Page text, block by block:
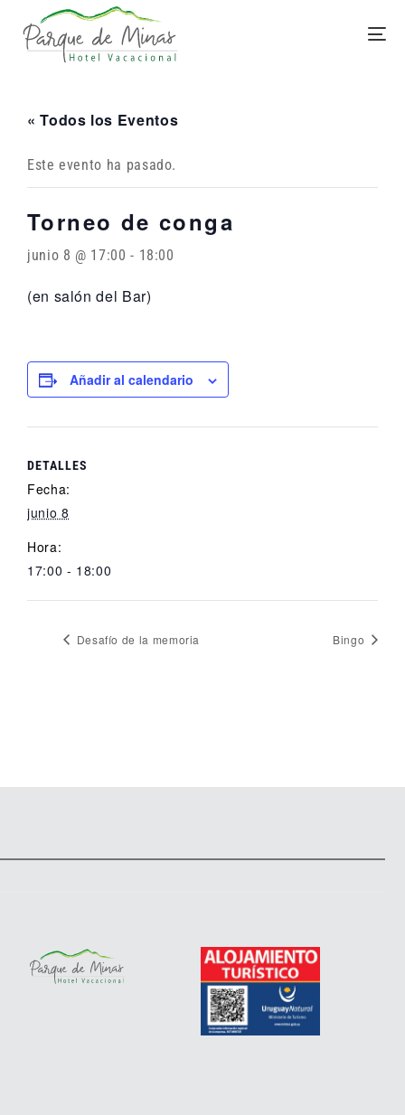
« Todos los Eventos
Este evento ha pasado.
Torneo de conga
junio 8 @ 17:00 - 18:00
(en salón del Bar)
Añadir al calendario
DETALLES
Fecha:
junio 8
Hora:
17:00 - 18:00
Desafío de la memoria Bingo